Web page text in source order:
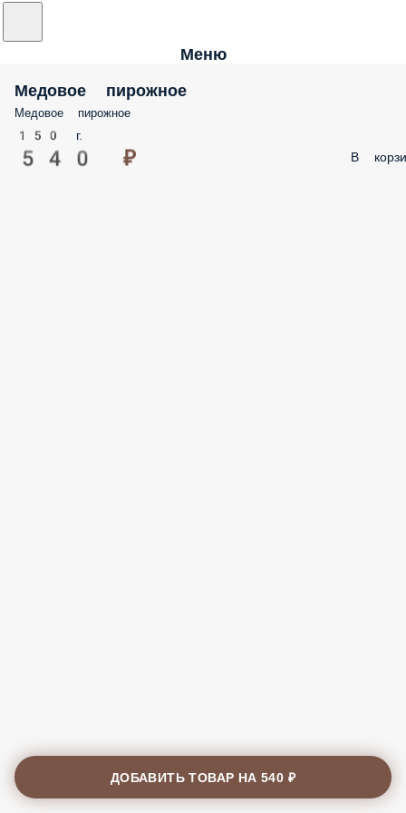
Меню
Медовое пирожное
Медовое пирожное
150 г.
540 ₽ В
ДОБАВИТЬ ТОВАР НА540 ₽